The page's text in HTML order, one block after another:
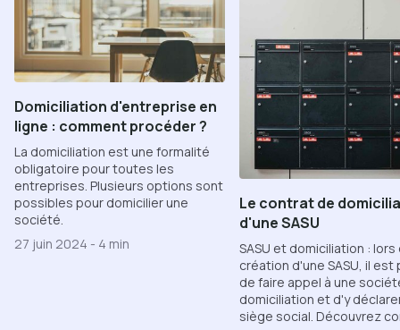
Domiciliation d'entreprise en
ligne : comment procéder ?
La domiciliation est une formalité
obligatoire pour toutes les
entreprises. Plusieurs options sont
possibles pour domicilier une
société.
27 juin 2024 - 4 min
Le contrat de
d'une SASU
SASU et domiciliation : lors
création d'une SASU, il
de faire appel à une
domiciliation et d'y
siège social. Découvrez